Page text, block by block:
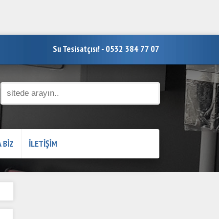
Su Tesisatçısı! - 0532 384 77 07
BİZ İLETİŞİM